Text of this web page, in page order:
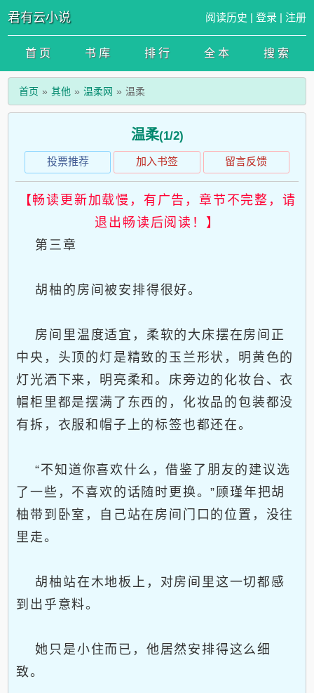
君有云小说 阅读历史 | 登录 | 注册
首 页 书 库 排 行 全 本 搜 索
首页 其他 温柔网 温柔
温柔(1/2)
投票推荐 加入书签 留言反馈
【畅读更新加载慢，有广告，章节不完整，请
退出畅读后阅读！】
第三章
胡柚的房间被安排得很好。
房间里温度适宜，柔软的大床摆在房间正
中央，头顶的灯是精致的玉兰形状，明黄色的
灯光洒下来，明亮柔和。床旁边的化妆台、衣
帽柜里都是摆满了东西的，化妆品的包装都没
有拆，衣服和帽子上的标签也都还在。
“不知道你喜欢什么，借鉴了朋友的建议选
了一些，不喜欢的话随时更换。”顾瑾年把胡
柚带到卧室，自己站在房间门口的位置，没往
里走。
胡柚站在木地板上，对房间里这一切都感
到出乎意料。
她只是小住而已，他居然安排得这么细
致。